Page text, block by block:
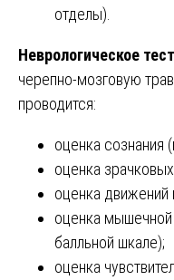
отделы).
Неврологическое
черепно-мозговую
проводится:
оценка сознания
оценка
оценка движений
оценка мышечной
балльной шкале);
оценка